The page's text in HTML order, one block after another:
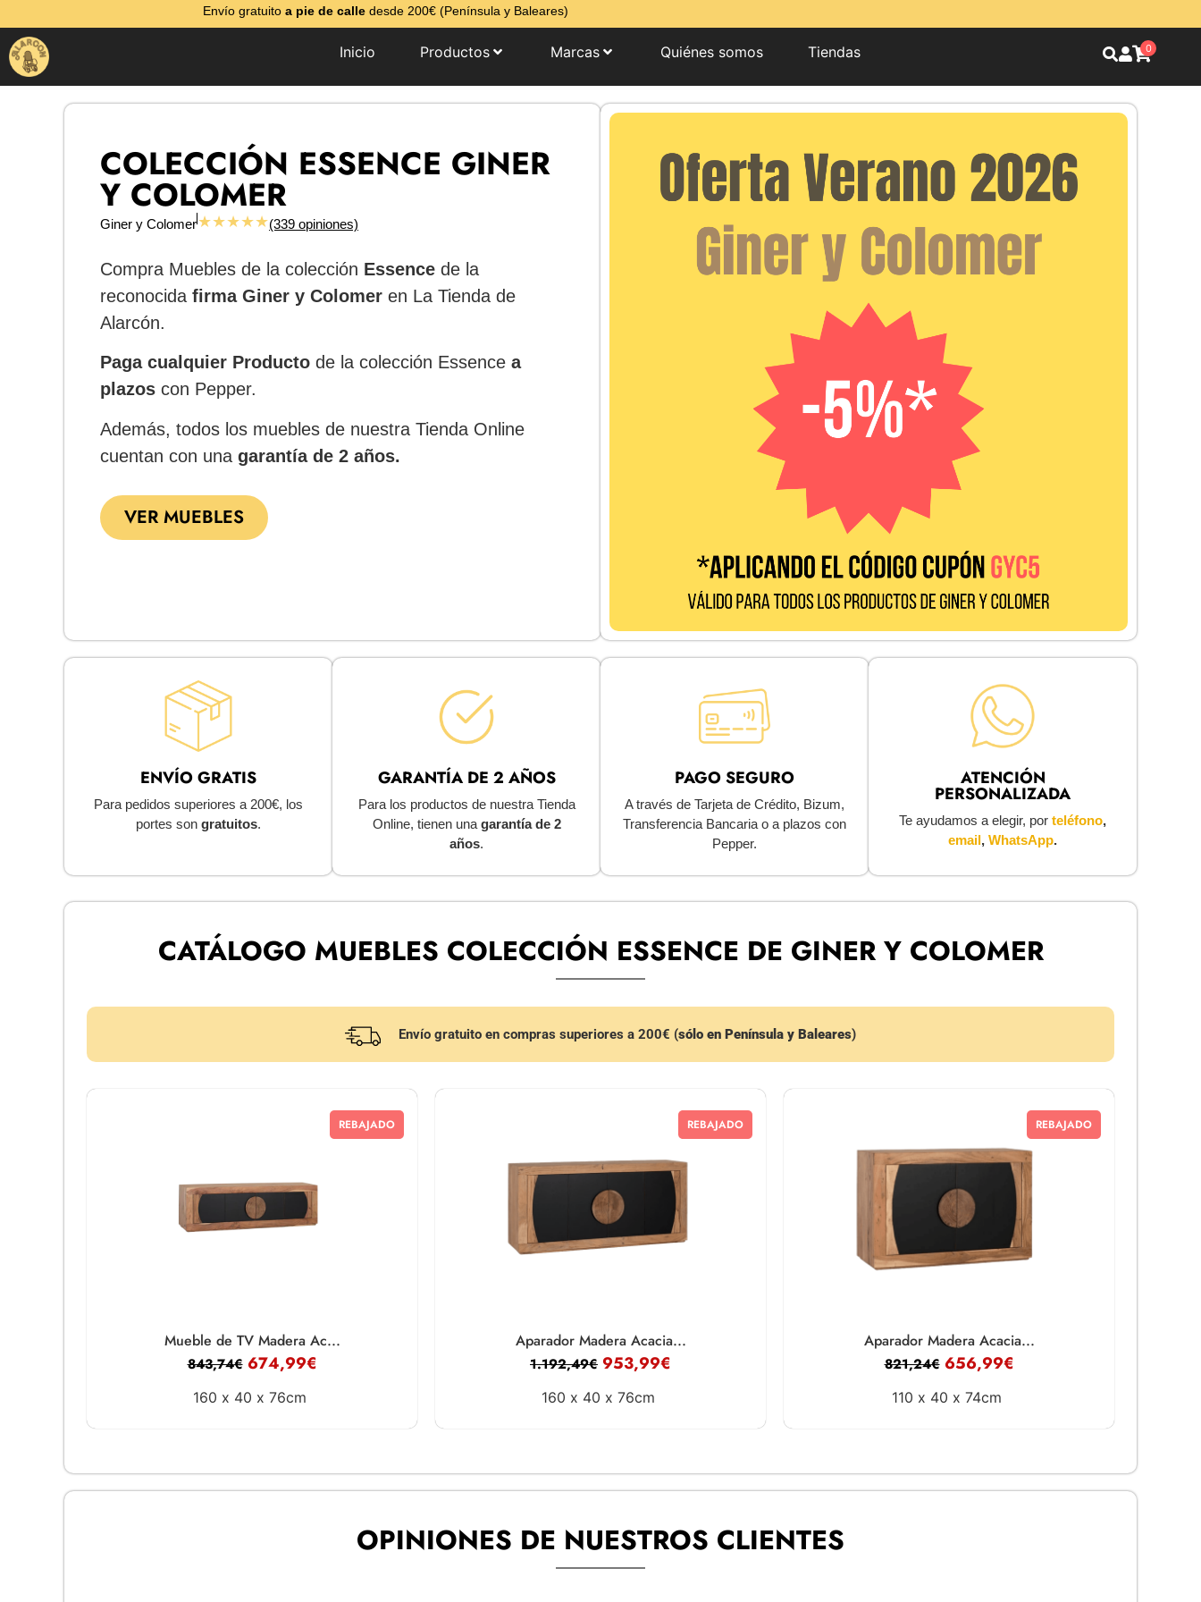
Envío gratuitoa pie de calle desde 200€ (Península y Baleares)
Inicio Productos Marcas Quiénes somos Tiendas 0
COLECCIÓN ESSENCE GINER
Y COLOMER
Giner y Colomer★★★★★(339 opiniones)
Compra Muebles de la colección Essence de la
reconocida firma Giner y Colomer en La Tienda de
Alarcón.
Paga cualquier Producto de la colección Essence a
plazos con Pepper.
Además, todos los muebles de nuestra Tienda Online
cuentan con una garantía de 2 años.
VER MUEBLES
ENVÍO GRATIS
Para pedidos superiores a 200€, los
portes son gratuitos.
GARANTÍA DE 2 AÑOS
Para los productos de nuestra Tienda
Online, tienen una garantía de 2
años.
PAGO SEGURO
A través de Tarjeta de Crédito, Bizum,
Transferencia Bancaria o a plazos con
Pepper.
ATENCIÓN
PERSONALIZADA
Te ayudamos a elegir, por teléfono,
email, WhatsApp.
CATÁLOGO MUEBLES COLECCIÓN ESSENCE DE GINER Y COLOMER
Envío gratuito en compras superiores a 200€ (sólo en Península y Baleares)
REBAJADO
Mueble de TV Madera Ac...
843,74€ 674,99€
160 x 40 x 76cm
REBAJADO
Aparador Madera Acacia...
1.192,49€ 953,99€
160 x 40 x 76cm
REBAJADO
Aparador Madera Acacia...
821,24€ 656,99€
110 x 40 x 74cm
OPINIONES DE NUESTROS CLIENTES